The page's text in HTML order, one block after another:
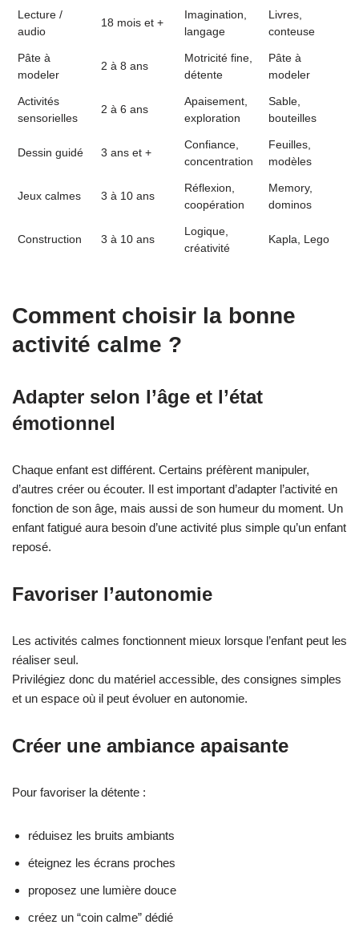
Lecture /
audio
18 mois et +
Imagination,
langage
Livres,
conteuse
Pâte à
modeler
2 à 8 ans
Motricité fine,
détente
Pâte à
modeler
Activités
sensorielles
2 à 6 ans
Apaisement,
exploration
Sable,
bouteilles
Dessin guidé 3 ans et +
Confiance,
concentration
Feuilles,
modèles
Jeux calmes 3 à 10 ans
Réflexion,
coopération
Memory,
dominos
Construction 3 à 10 ans
Logique,
créativité
Kapla, Lego
Comment choisir la bonne
activité calme ?
Adapter selon l’âge et l’état
émotionnel
Chaque enfant est différent. Certains préfèrent manipuler,
d’autres créer ou écouter. Il est important d’adapter l’activité en
fonction de son âge, mais aussi de son humeur du moment. Un
enfant fatigué aura besoin d’une activité plus simple qu’un enfant
reposé.
Favoriser l’autonomie
Les activités calmes fonctionnent mieux lorsque l’enfant peut les
réaliser seul.
Privilégiez donc du matériel accessible, des consignes simples
et un espace où il peut évoluer en autonomie.
Créer une ambiance apaisante
Pour favoriser la détente :
réduisez les bruits ambiants
éteignez les écrans proches
proposez une lumière douce
créez un “coin calme” dédié